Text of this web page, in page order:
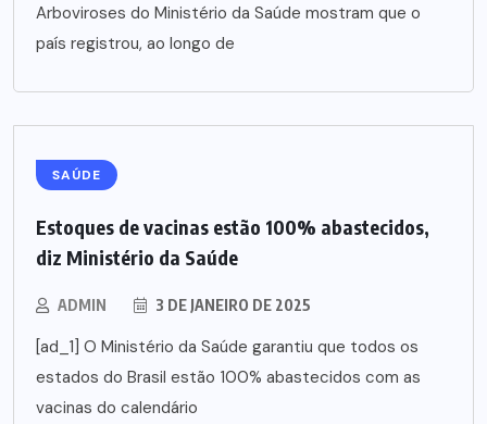
Arboviroses do Ministério da Saúde mostram que o
país registrou, ao longo de
SAÚDE
Estoques de vacinas estão 100% abastecidos,
diz Ministério da Saúde
ADMIN 3 DE JANEIRO DE 2025
[ad_1] O Ministério da Saúde garantiu que todos os
estados do Brasil estão 100% abastecidos com as
vacinas do calendário